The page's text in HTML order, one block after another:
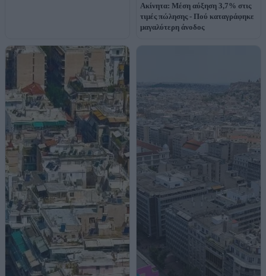
Ακίνητα: Μέση αύξηση 3,7% στις
τιμές πώλησης - Πού καταγράφηκε
μαγαλύτερη άνοδος